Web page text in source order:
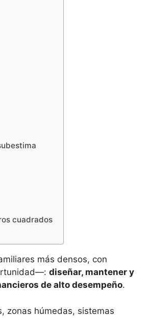
cuadrados
más densos, con
diseñar, mantener y
de alto desempeño.
zonas húmedas, sistemas